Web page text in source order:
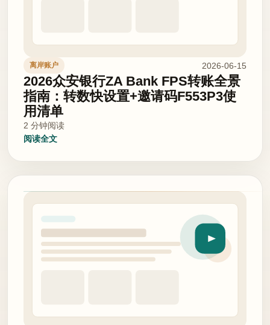
离岸账户 2026-06-15
2026众安银行ZA Bank FPS转账全景
指南：转数快设置+邀请码F553P3使
用清单
2 分钟阅读
阅读全文